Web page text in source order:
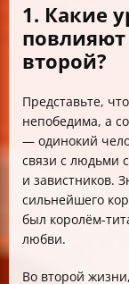
1. Какие
повлияют
второй?
Представьте,
непобедима, а
— одинокий
связи с людьми
и завистников.
сильнейшего
был королём-
любви.
Во второй